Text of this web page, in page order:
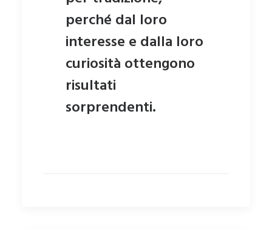
perché dal loro
interesse e dalla loro
curiosità ottengono
risultati
sorprendenti.